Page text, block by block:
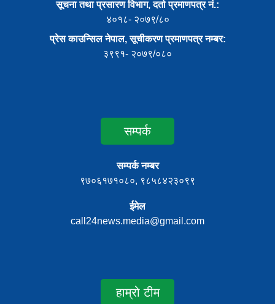
सूचना तथा प्रसारण विभाग, दर्ता प्रमाणपत्र नं.:
४०१८- २०७९/८०
प्रेस काउन्सिल नेपाल, सूचीकरण प्रमाणपत्र नम्बर:
३९९१- २०७९/०८०
सम्पर्क
सम्पर्क नम्बर
९७०६१७१०८०, ९८५८४२३०९९
ईमेल
call24news.media@gmail.com
हाम्रो टीम